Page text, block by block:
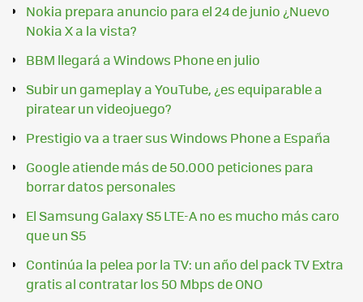
Nokia prepara anuncio para el 24 de junio ¿Nuevo
Nokia X a la vista?
BBM llegará a Windows Phone en julio
Subir un gameplay a YouTube, ¿es equiparable a
piratear un videojuego?
Prestigio va a traer sus Windows Phone a España
Google atiende más de 50.000 peticiones para
borrar datos personales
El Samsung Galaxy S5 LTE-A no es mucho más caro
que un S5
Continúa la pelea por la TV: un año del pack TV Extra
gratis al contratar los 50 Mbps de ONO